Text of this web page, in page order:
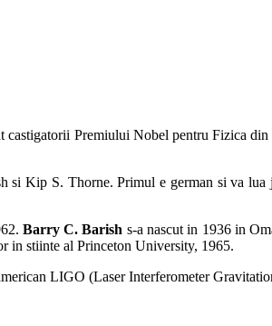
Premiului Nobel pentru Fizica
Kip S. Thorne. Primul e german si va
Barry C. Barish s-a nascut in 1936 in
in stiinte al Princeton University, 1965.
LIGO (Laser Interferometer